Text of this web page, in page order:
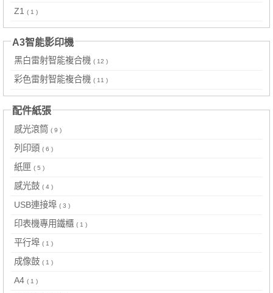
Z1 ( 1 )
A3智能影印機
黑白雷射智能複合機 ( 12 )
彩色雷射智能複合機 ( 11 )
配件紙張
感光滾筒 ( 9 )
列印頭 ( 6 )
紙匣 ( 5 )
感光鼓 ( 4 )
USB連接埠 ( 3 )
印表機專用鐵櫃 ( 1 )
平行埠 ( 1 )
成像鼓 ( 1 )
A4 ( 1 )